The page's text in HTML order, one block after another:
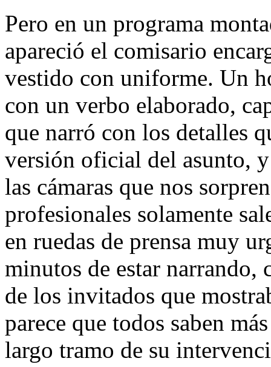
Pero en un programa
apareció el comisario
vestido con uniforme. Un
con un verbo elaborado,
que narró con los detalles
versión oficial del asunto,
las cámaras que nos
profesionales solamente
en ruedas de prensa muy
minutos de estar narrando,
de los invitados que
parece que todos saben
largo tramo de su